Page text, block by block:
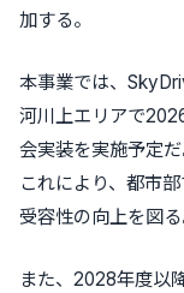
加する。
本事業では、
河川上エリアで
会実装を実施予定だ
これにより、都市
受容性の向上を図る
また、2028年度以